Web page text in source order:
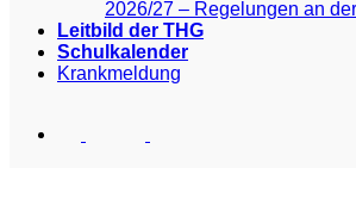
2026/27 – Regelungen an
Leitbild der THG
Schulkalender
Krankmeldung